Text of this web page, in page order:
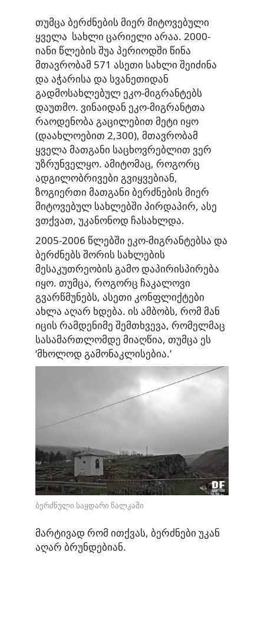
თუმცა ბერძნების მიერ მიტოვებული
ყველა სახლი ცარიელი არაა. 2000-
იანი წლების შუა პერიოდში წინა
მთავრობამ 571 ასეთი სახლი შეიძინა
და აჭარისა და სვანეთიდან
გადმოსახლებულ ეკო-მიგრანტებს
დაუთმო. ვინაიდან ეკო-მიგრანტთა
რაოდენობა გაცილებით მეტი იყო
(დაახლოებით 2,300), მთავრობამ
ყველა მათგანი საცხოვრებლით ვერ
უზრუნველყო. ამიტომაც, როგორც
ადგილობრივები გვიყვებიან,
ზოგიერთი მათგანი ბერძნების მიერ
მიტოვებულ სახლებში პირდაპირ, ასე
ვთქვათ, უკანონოდ ჩასახლდა.
2005-2006 წლებში ეკო-მიგრანტებსა და
ბერძნებს შორის სახლების
მესაკუთრეობის გამო დაპირისპირება
იყო. თუმცა, როგორც ჩაკალოვი
გვარწმუნებს, ასეთი კონფლიქტები
ახლა აღარ ხდება. ის ამბობს, რომ მან
იცის რამდენიმე შემთხვევა, რომელმაც
სასამართლომდე მიაღწია, თუმცა ეს
‘მხოლოდ გამონაკლისებია.’
ბერძნული საყდარი წალკაში
მარტივად რომ ითქვას, ბერძნები უკან
აღარ ბრუნდებიან.